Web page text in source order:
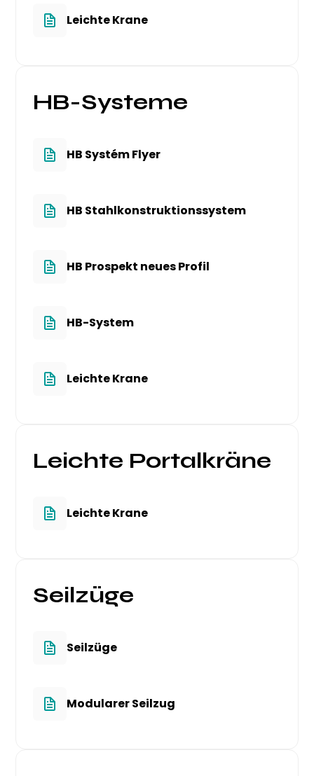
Leichte Krane
HB-Systeme
HB Systém Flyer
HB Stahlkonstruktionssystem
HB Prospekt neues Profil
HB-System
Leichte Krane
Leichte Portalkräne
Leichte Krane
Seilzüge
Seilzüge
Modularer Seilzug